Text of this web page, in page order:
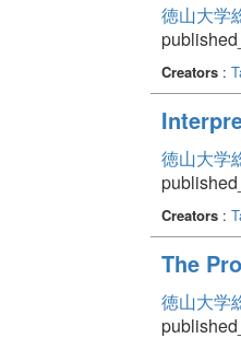
徳山大学
Creators:
徳山大学
Creators:
The
徳山大学